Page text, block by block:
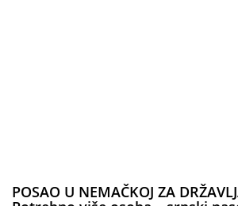
POSAO U NEMAČKOJ ZA